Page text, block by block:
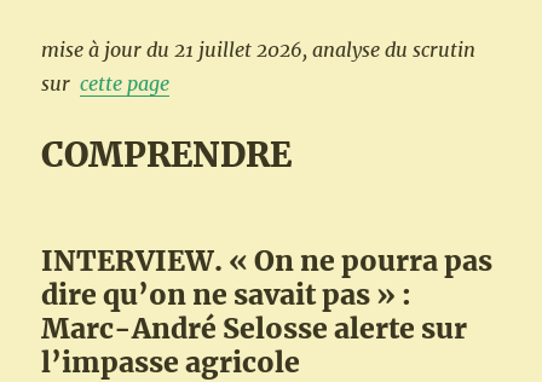
mise à jour du 21 juillet 2026, analyse du scrutin
surcette page
COMPRENDRE
INTERVIEW. « On ne pourra pas
dire qu’on ne savait pas » :
Marc-André Selosse alerte sur
l’impasse agricole